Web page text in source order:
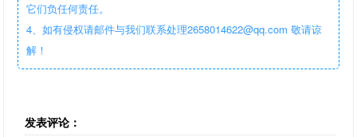
它们负任何责任。
4、如有侵权请邮件与我们联系处理2658014622@qq.com 敬请谅
解！
发表评论：